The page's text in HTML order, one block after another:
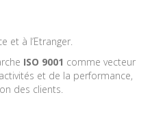
et à l’Etranger.
ISO 9001 comme vecteur
et de la performance,
des clients.